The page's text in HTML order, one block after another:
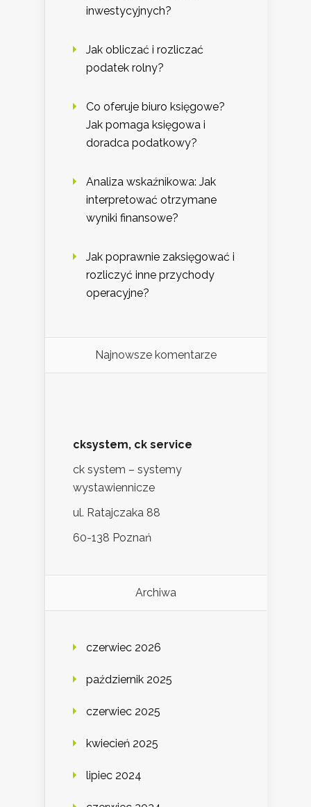
inwestycyjnych?
Jak obliczać i rozliczać
podatek rolny?
Co oferuje biuro księgowe?
Jak pomaga księgowa i
doradca podatkowy?
Analiza wskaźnikowa: Jak
interpretować otrzymane
wyniki finansowe?
Jak poprawnie zaksięgować i
rozliczyć inne przychody
operacyjne?
Najnowsze komentarze
cksystem, ck service
ck system – systemy
wystawiennicze
ul. Ratajczaka 88
60-138 Poznań
Archiwa
czerwiec 2026
październik 2025
czerwiec 2025
kwiecień 2025
lipiec 2024